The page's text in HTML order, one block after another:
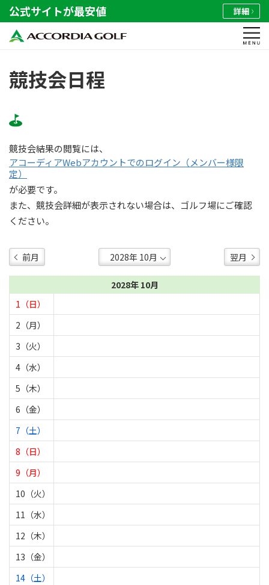
公式サイトが最安値 詳細
競技会日程
競技会結果の閲覧には、
アコーディアWebアカウントでのログイン（メンバー様限
定）
が必要です。
また、競技会詳細が表示されない場合は、ゴルフ場にご確認
ください。
前月 翌月
2028年 10月
1（日）
2（月）
3（火）
4（水）
5（木）
6（金）
7（土）
8（日）
9（月）
10（火）
11（水）
12（木）
13（金）
14（土）